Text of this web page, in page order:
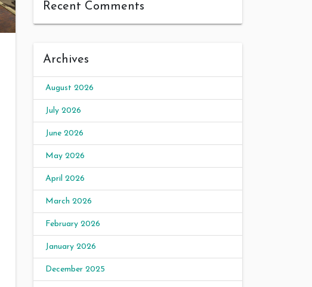
Recent Comments
Archives
August 2026
July 2026
June 2026
May 2026
April 2026
March 2026
February 2026
January 2026
December 2025